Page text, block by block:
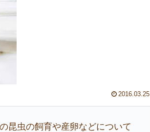
2016.03.25
昆虫の飼育や産卵などについて